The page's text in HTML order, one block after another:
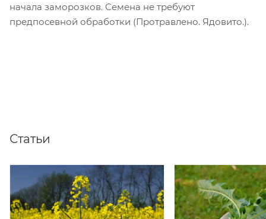
начала заморозков. Семена не требуют
предпосевной обработки (Протравлено. Ядовито.).
Статьи